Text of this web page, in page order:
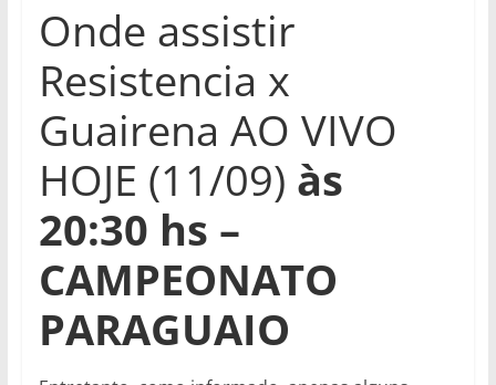
Onde assistir
Resistencia x
Guairena AO VIVO
HOJE (11/09) às
20:30 hs –
CAMPEONATO
PARAGUAIO